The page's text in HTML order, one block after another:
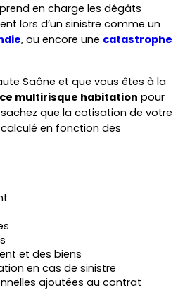
prend en charge les dégâts
, ou encore une catastrophe
Saône et que vous êtes à la
multirisque habitation pour
que la cotisation de votre
en fonction des
et des biens
en cas de sinistre
ajoutées au contrat